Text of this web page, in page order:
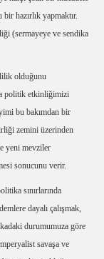
hazırlık yapmaktır.
(sermayeye ve sendika
olduğunu
politik etkinliğimizi
bu bakımdan bir
zemini üzerinden
yeni mevziler
sonucunu verir.
sınırlarında
dayalı çalışmak,
durumumuza göre
savaşa ve